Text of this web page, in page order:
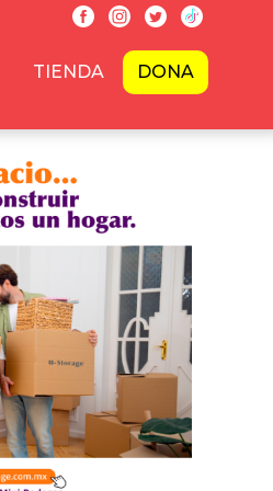
TIENDA DONA